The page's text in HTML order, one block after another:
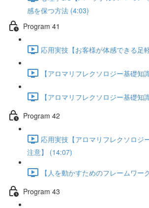
感を保つ方法 (4:03)
Program 41
応用実技【お客様が体感できる足
【アロマリフレクソロジー基礎知
【アロマリフレクソロジー基礎知
Program 42
応用実技【アロマリフレクソロジ
注意】 (14:07)
【人を動かすためのフレームワー
Program 43